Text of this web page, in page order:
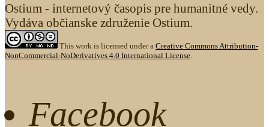
Ostium - internetový časopis pre humanitné vedy.
Vydáva občianske združenie Ostium.
This work is licensed under a Creative Commons Attribution-
NonCommercial-NoDerivatives 4.0 International License
Facebook